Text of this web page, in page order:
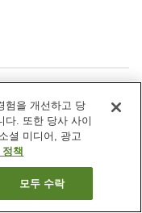
조
용실
험을 개선하고 당
다. 또한 당사 사이
셜 미디어, 광고
책
모두 수락